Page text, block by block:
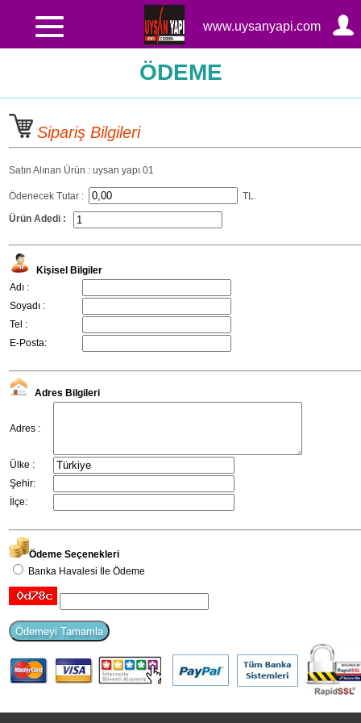
www.uysanyapi.com
ÖDEME
Sipariş Bilgileri
Satın Alınan Ürün : uysan yapı 01
Ödenecek Tutar :
TL.
Ürün Adedi :
Kişisel Bilgiler
Adı :
Soyadı :
Tel :
E-Posta:
Adres Bilgileri
Adres :
Ülke :
Şehir:
İlçe:
Ödeme Seçenekleri
Banka Havalesi İle Ödeme